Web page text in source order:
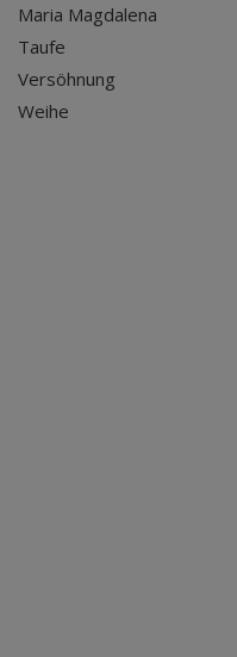
Maria Magdalena
Taufe
Versöhnung
Weihe